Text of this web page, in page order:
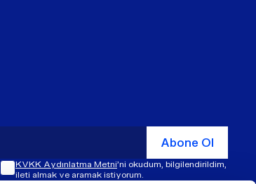
Abone Ol
KVKK Aydınlatma Metni'ni okudum, bilgilendirildim,
ileti almak ve aramak istiyorum.